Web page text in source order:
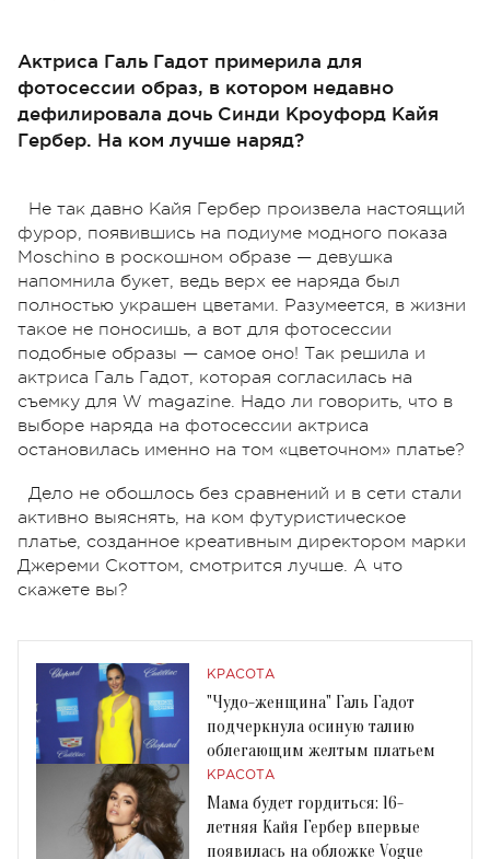
Актриса Галь Гадот примерила для
фотосессии образ, в котором недавно
дефилировала дочь Синди Кроуфорд Кайя
Гербер. На ком лучше наряд?
Не так давно Кайя Гербер произвела настоящий
фурор, появившись на подиуме модного показа
Moschino в роскошном образе — девушка
напомнила букет, ведь верх ее наряда был
полностью украшен цветами. Разумеется, в жизни
такое не поносишь, а вот для фотосессии
подобные образы — самое оно! Так решила и
актриса Галь Гадот, которая согласилась на
съемку для W magazine. Надо ли говорить, что в
выборе наряда на фотосессии актриса
остановилась именно на том «цветочном» платье?
Дело не обошлось без сравнений и в сети стали
активно выяснять, на ком футуристическое
платье, созданное креативным директором марки
Джереми Скоттом, смотрится лучше. А что
скажете вы?
КРАСОТА
"Чудо-женщина" Галь Гадот
подчеркнула осиную талию
облегающим желтым платьем
КРАСОТА
Мама будет гордиться: 16-
летняя Кайя Гербер впервые
появилась на обложке Vogue